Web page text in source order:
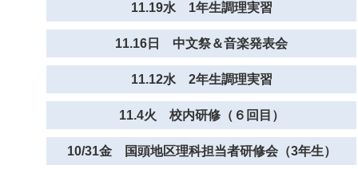
11.19水 1年生調理実習
11.16日 中文祭＆音楽発表会
11.12水 2年生調理実習
11.4火 校内研修（６回目）
10/31金 国頭地区理科担当者研修会（3年生）